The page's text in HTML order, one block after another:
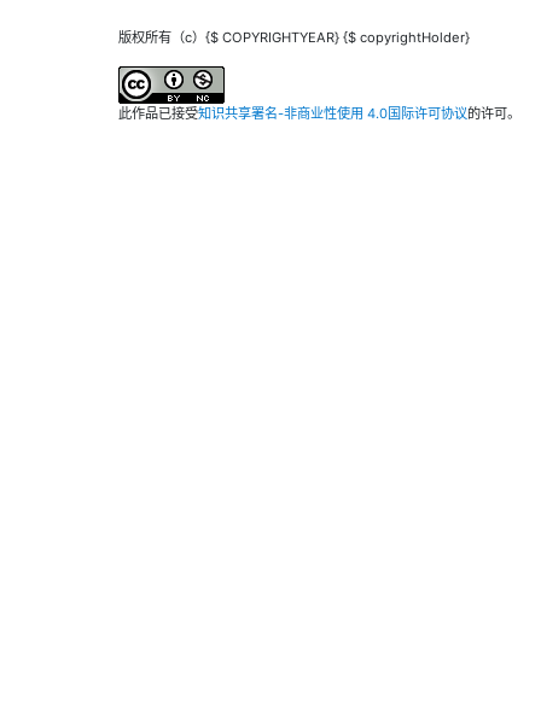
版权所有（c）{$ COPYRIGHTYEAR} {$ copyrightHolder}
此作品已接受知识共享署名-非商业性使用 4.0国际许可协议的许可。